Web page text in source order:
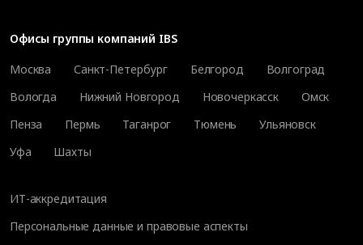
Офисы группы компаний IBS
Москва
Санкт-Петербург Белгород
Волгоград
Вологда
Нижний Новгород Новочеркасск
Омск
Пенза
Пермь Таганрог Тюмень
Ульяновск
Уфа
Шахты
ИТ-аккредитация
Персональные данные и правовые аспекты